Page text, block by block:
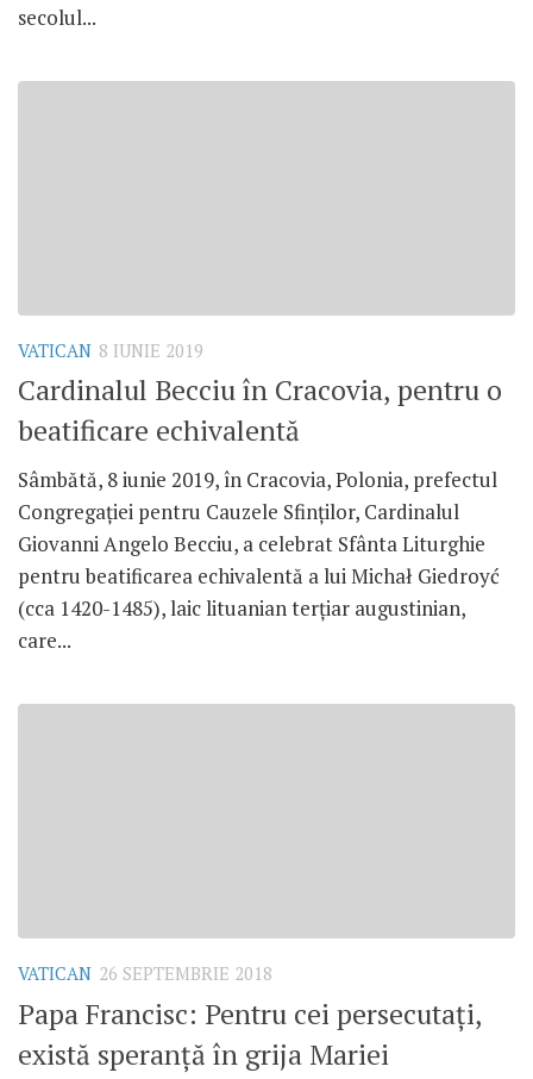
secolul...
VATICAN 8 IUNIE 2019
Cardinalul Becciu în Cracovia, pentru o
beatificare echivalentă
Sâmbătă, 8 iunie 2019, în Cracovia, Polonia, prefectul
Congregației pentru Cauzele Sfinților, Cardinalul
Giovanni Angelo Becciu, a celebrat Sfânta Liturghie
pentru beatificarea echivalentă a lui Michał Giedroyć
(cca 1420-1485), laic lituanian terțiar augustinian,
care...
VATICAN 26 SEPTEMBRIE 2018
Papa Francisc: Pentru cei persecutați,
există speranță în grija Mariei